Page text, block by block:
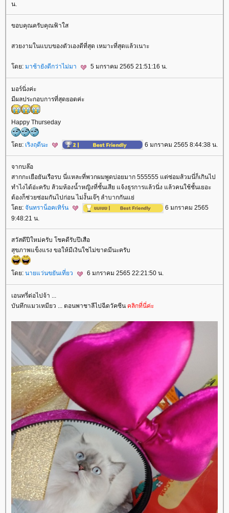
น.
ขอบคุณครับคุณฟ้าใส
สวยงามในแบบของตัวเองดีที่สุด เหมาะที่สุดแล้วเนาะ
ดย: มาช้ายังดีกว่าไม่มา 5 มกราคม 2565 21:51:16 น.
มอร์นิ่งค่ะ
มีผลประกอบการที่สุดยอดค่ะ
Happy Thurseday
ดย: เริงฤดีนะ 6 มกราคม 2565 8:44:38 น.
จากบล๊อ
สากกะเยือยันเรือรบ นี่แหละที่พวกผมพูดบ่อยมาก 555555 แต่ซ่อมส้วมนี่ก็เกินไป
ทำไงได้อ่ะครับ ส้วมห้องน้ำหญิงที่ชั้นเสีย แจ้งธุรการแล้วนิ่ง แล้วคนใช้ชั้นเยอะ
ต้องก็ช่วยซ่อมกันไปก่อน ไม่งั้นเจ๊ๆ ลำบากกันแย่
ดย: จันทราน็อคเทิร์น
6 มกราคม 2565
9:48:21 น.
สวัสดีปีใหม่ครับ โชคดีรับปึเสือ
สุขภาพแข็งแรง ขอให้มีเงินใชไม่ขาดมีนะครับ
ดย: นายแว่นขยันเที่ยว 6 มกราคม 2565 22:21:50 น.
เอนทรี่ต่อไปจ้า ...
บันทึกแมวเหมียว ... ตอนพาชาลีไปฉีดวัคซีน คลิกที่นี่ค่ะ